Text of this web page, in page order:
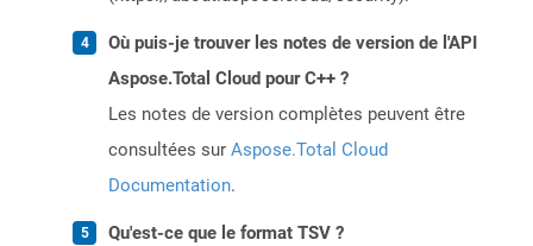
Où puis-je trouver les notes de version de l'API
Aspose.Total Cloud pour C++ ?
Les notes de version complètes peuvent être
consultées sur Aspose.Total Cloud
Documentation.
Qu'est-ce que le format TSV ?